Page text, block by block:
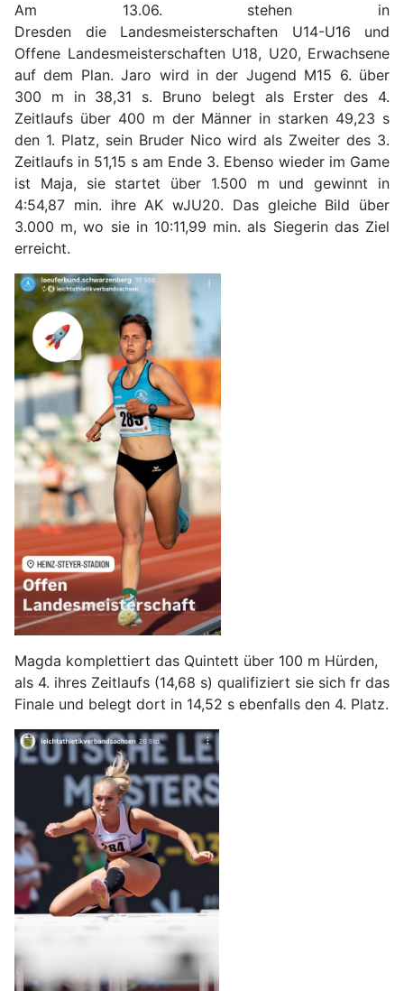
Am 13.06. stehen in
Dresden die Landesmeisterschaften U14-U16 und
Offene Landesmeisterschaften U18, U20, Erwachsene
auf dem Plan. Jaro wird in der Jugend M15 6. über
300 m in 38,31 s. Bruno belegt als Erster des 4.
Zeitlaufs über 400 m der Männer in starken 49,23 s
den 1. Platz, sein Bruder Nico wird als Zweiter des 3.
Zeitlaufs in 51,15 s am Ende 3. Ebenso wieder im Game
ist Maja, sie startet über 1.500 m und gewinnt in
4:54,87 min. ihre AK wJU20. Das gleiche Bild über
3.000 m, wo sie in 10:11,99 min. als Siegerin das Ziel
erreicht.
Magda komplettiert das Quintett über 100 m Hürden,
als 4. ihres Zeitlaufs (14,68 s) qualifiziert sie sich fr das
Finale und belegt dort in 14,52 s ebenfalls den 4. Platz.